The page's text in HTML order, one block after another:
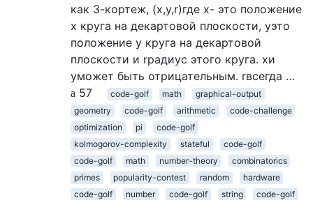
как 3-кортеж, (x,y,r)где x- это положение
x круга на декартовой плоскости, yэто
положение y круга на декартовой
плоскости и rрадиус этого круга. xи
yможет быть отрицательным. rвсегда …
57
code-golf math
graphical-output
geometry
code-golf arithmetic
code-challenge
optimization
pi
code-golf
kolmogorov-complexity
stateful
code-golf
code-golf
math number-theory
combinatorics
primes
popularity-contest random
hardware
code-golf
number code-golf string
code-golf